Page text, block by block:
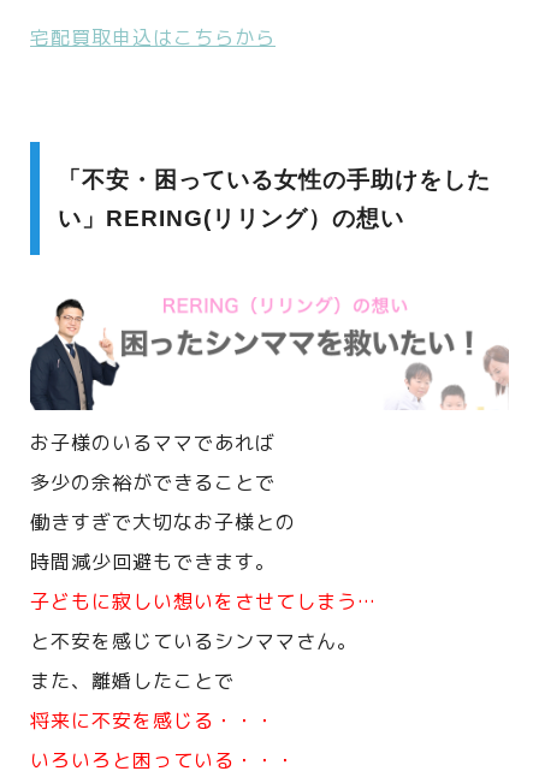
宅配買取申込はこちらから
「不安・困っている女性の手助けをした
い」RERING(リリング）の想い
お子様のいるママであれば
多少の余裕ができることで
働きすぎで大切なお子様との
時間減少回避もできます。
子どもに寂しい想いをさせてしまう…
と不安を感じているシンママさん。
また、離婚したことで
将来に不安を感じる・・・
いろいろと困っている・・・